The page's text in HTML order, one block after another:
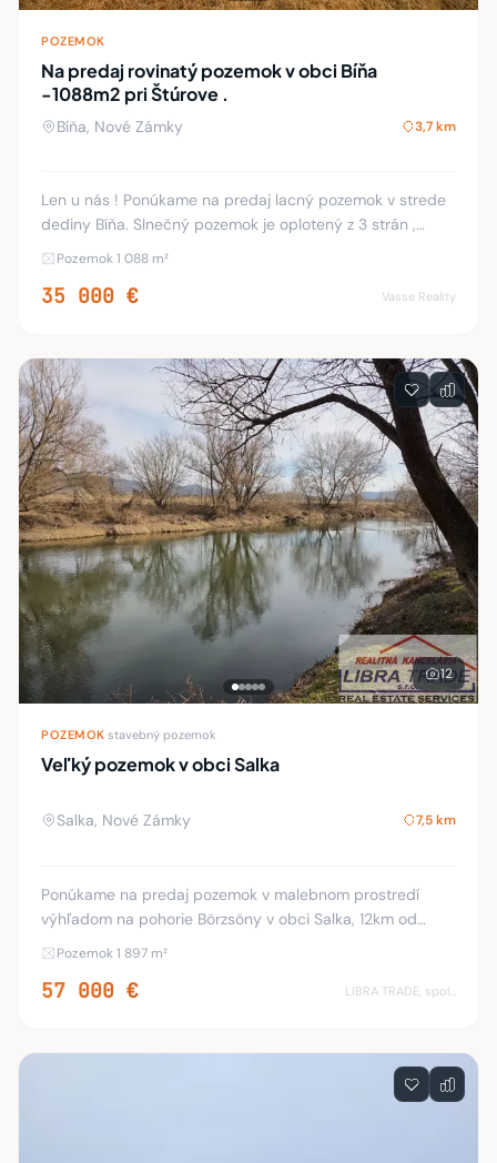
POZEMOK
Na predaj rovinatý pozemok v obci Bíňa
-1088m2 pri Štúrove .
Bíňa, Nové Zámky 3,7 km
Len u nás ! Ponúkame na predaj lacný pozemok v strede
dediny Bíňa. Slnečný pozemok je oplotený z 3 strán ,
inžinierske siete sú pred pozemkom . Výhodou tohto
Pozemok 1 088 m²
35 000 € Vasse Reality
12
POZEMOK stavebný pozemok
Veľký pozemok v obci Salka
Salka, Nové Zámky 7,5 km
Ponúkame na predaj pozemok v malebnom prostredí
výhľadom na pohorie Börzsöny v obci Salka, 12km od
Štúrova. Plocha pozemku 1897m2 ktorá sa skladá z dvoch
Pozemok 1 897 m²
57 000 € LIBRA TRADE, spol.s.r.o.